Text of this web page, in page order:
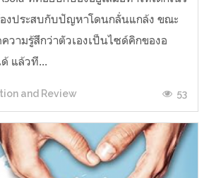
องประสบกับปัญหาโดนกลั่นแกล้ง ขณะ
วามรู้สึกว่าตัวเองเป็นไซด์คิกของอ
แล้วที...
and Review 53